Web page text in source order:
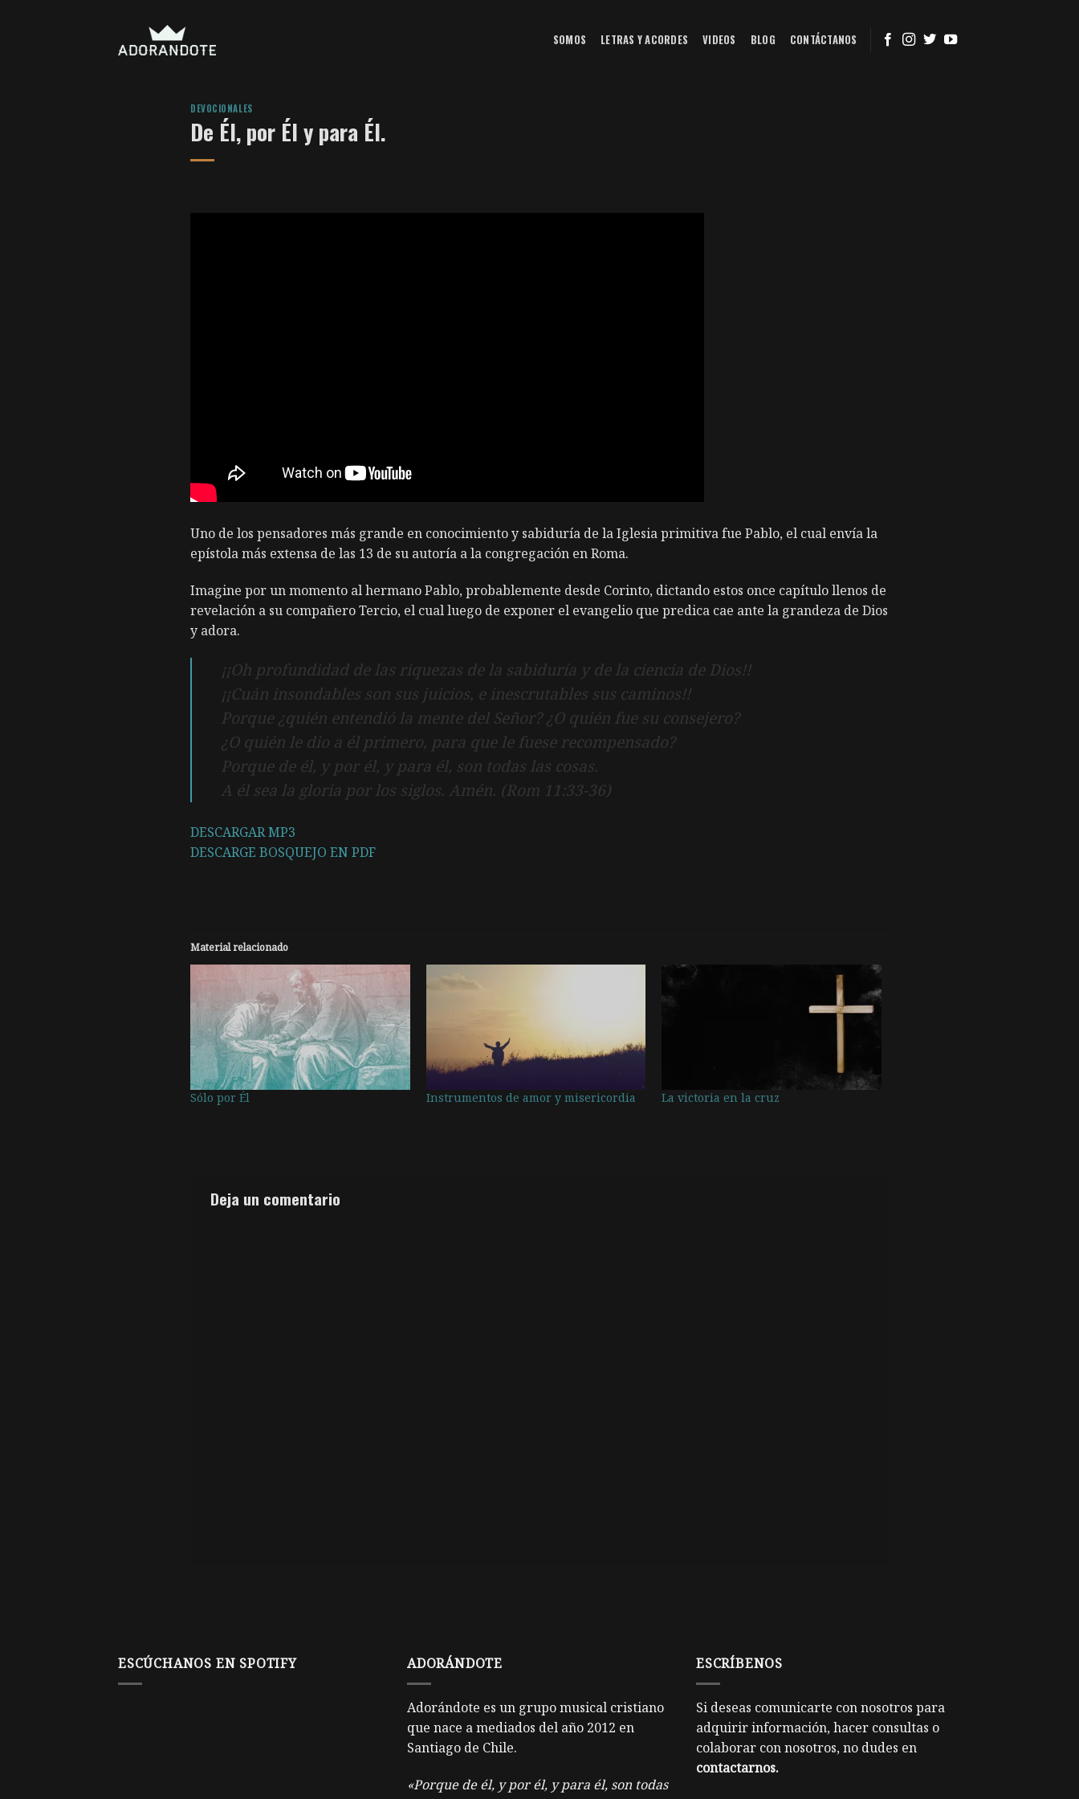
SOMOS LETRAS Y ACORDES VIDEOS BLOG CONTÁCTANOS
DEVOCIONALES
De Él, por Él y para Él.
Uno de los pensadores más grande en conocimiento y sabiduría de la Iglesia primitiva fue Pablo, el cual envía la
epístola más extensa de las 13 de su autoría a la congregación en Roma.
Imagine por un momento al hermano Pablo, probablemente desde Corinto, dictando estos once capítulo llenos de
revelación a su compañero Tercio, el cual luego de exponer el evangelio que predica cae ante la grandeza de Dios
y adora.
¡¡Oh profundidad de las riquezas de la sabiduría y de la ciencia de Dios!!
¡¡Cuán insondables son sus juicios, e inescrutables sus caminos!!
Porque ¿quién entendió la mente del Señor? ¿O quién fue su consejero?
¿O quién le dio a él primero, para que le fuese recompensado?
Porque de él, y por él, y para él, son todas las cosas.
A él sea la gloria por los siglos. Amén. (Rom 11:33-36)
DESCARGAR MP3
DESCARGE BOSQUEJO EN PDF
Material relacionado
Sólo por Él Instrumentos de amor y misericordia La victoria en la cruz
Deja un comentario
ESCÚCHANOS EN SPOTIFY ADORÁNDOTE
Adorándote es un grupo musical cristiano
que nace a mediados del año 2012 en
Santiago de Chile.
«Porque de él, y por él, y para él, son todas
ESCRÍBENOS
Si deseas comunicarte con nosotros para
adquirir información, hacer consultas o
colaborar con nosotros, no dudes en
contactarnos.